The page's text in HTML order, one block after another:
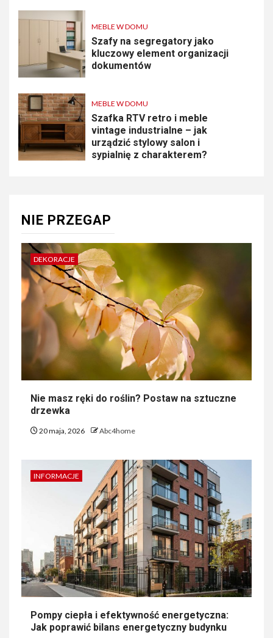
MEBLE W DOMU
Szafy na segregatory jako
kluczowy element organizacji
dokumentów
MEBLE W DOMU
Szafka RTV retro i meble
vintage industrialne – jak
urządzić stylowy salon i
sypialnię z charakterem?
NIE PRZEGAP
DEKORACJE
Nie masz ręki do roślin? Postaw na sztuczne
drzewka
20 maja, 2026 Abc4home
INFORMACJE
Pompy ciepła i efektywność energetyczna:
Jak poprawić bilans energetyczny budynku